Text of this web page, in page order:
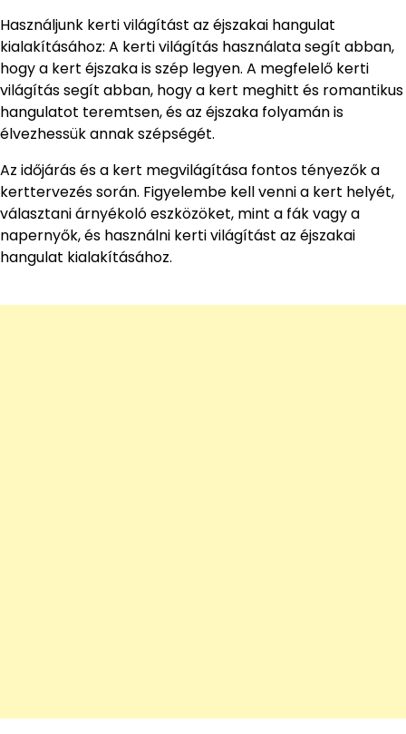
Használjunk kerti világítást az éjszakai hangulat
kialakításához: A kerti világítás használata segít abban,
hogy a kert éjszaka is szép legyen. A megfelelő kerti
világítás segít abban, hogy a kert meghitt és romantikus
hangulatot teremtsen, és az éjszaka folyamán is
élvezhessük annak szépségét.
Az időjárás és a kert megvilágítása fontos tényezők a
kerttervezés során. Figyelembe kell venni a kert helyét,
választani árnyékoló eszközöket, mint a fák vagy a
napernyők, és használni kerti világítást az éjszakai
hangulat kialakításához.